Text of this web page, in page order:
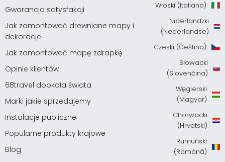
Gwarancja satysfakcji
Jak zamontować drewniane mapy i
dekoracje
Jak zamontować mapę zdrapkę
Opinie klientów
68travel dookoła świata
Marki jakie sprzedajemy
Instalacje publiczne
Popularne produkty krajowe
Blog
Włoski (Italiano)
Niderlandzki
(Nederlandse)
Czeski (Čeština)
Słowacki
(Slovenčina)
Węgierski
(Magyar)
Chorwacki
(Hrvatski)
Rumuński
(Română)